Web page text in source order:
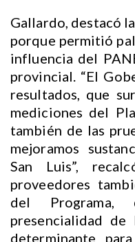
Gallardo, destacó
porque permitió
influencia del
provincial. “El
resultados, que
mediciones del
también de las
mejoramos
San Luis”,
proveedores
del Programa,
presencialidad
determinante